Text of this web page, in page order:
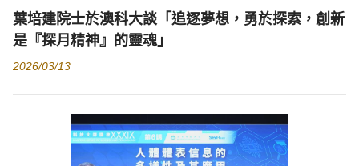
葉培建院士於澳科大談「追逐夢想，勇於探索，創新
是『探月精神』的靈魂」
2026/03/13